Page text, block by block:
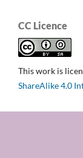
CC Licence
This work is
ShareAlike 4.0